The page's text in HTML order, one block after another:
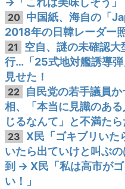
20 中国紙、海自の「
2018年の日韓レーダー
21
空自、謎の未確認
行…「25式地対艦誘導
見せた！
22
自民党の若手議員
相、「本当に見識のあ
じるなんて」と不満た
23 X民「ゴキブリいた
いたら出ていけと叫ぶ
到 → X民「私は高市が
い！」